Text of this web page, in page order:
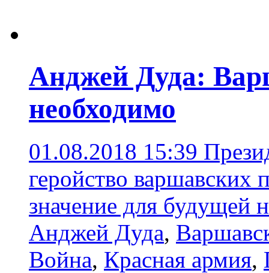
Анджей Дуда:
необходимо
01.08.2018 15:39
геройство варшавских
значение для будущей
Анджей Дуда,
Война, Красная армия,